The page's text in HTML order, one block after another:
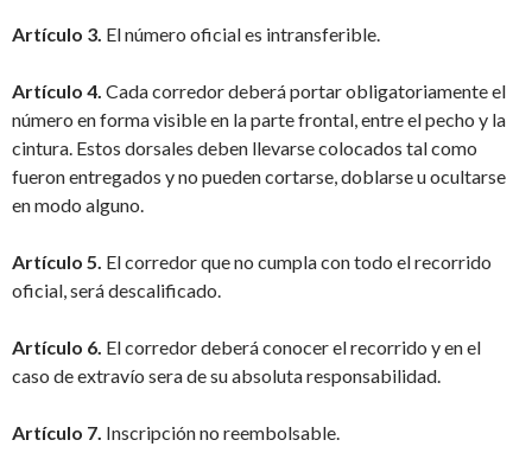
Artículo 3. El número oficial es intransferible.
Artículo 4. Cada corredor deberá portar obligatoriamente el
número en forma visible en la parte frontal, entre el pecho y la
cintura. Estos dorsales deben llevarse colocados tal como
fueron entregados y no pueden cortarse, doblarse u ocultarse
en modo alguno.
Artículo 5. El corredor que no cumpla con todo el recorrido
oficial, será descalificado.
Artículo 6. El corredor deberá conocer el recorrido y en el
caso de extravío sera de su absoluta responsabilidad.
Artículo 7. Inscripción no reembolsable.